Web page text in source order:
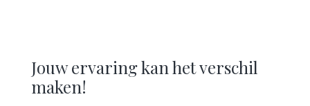
Jouw ervaring kan het verschil
maken!